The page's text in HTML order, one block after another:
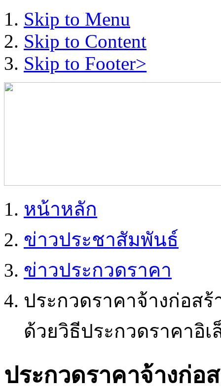
Skip to Menu
Skip to Content
Skip to Footer>
หน้าหลัก
ข่าวประชาสัมพันธ์
ข่าวประกวดราคา
ประกวดราคาจ้างก่อส
ด้วยวิธีประกวดราคาอิเ
ประกวดราคาจ้างก่อ